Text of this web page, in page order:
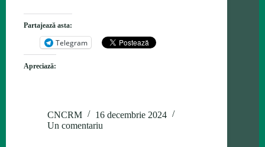
Partajează asta:
Telegram
Apreciază:
CNCRM
16 decembrie 2024
Un comentariu